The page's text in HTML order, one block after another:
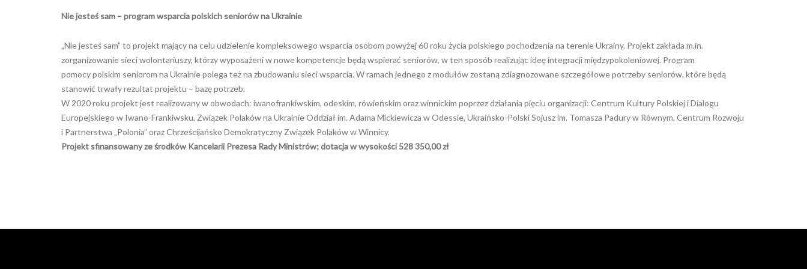
Nie jesteś sam – program wsparcia polskich seniorów na Ukrainie
„Nie jesteś sam” to projekt mający na celu udzielenie kompleksowego wsparcia osobom powyżej 60 roku życia polskiego pochodzenia na terenie Ukrainy. Projekt zakłada m.in.
zorganizowanie sieci wolontariuszy, którzy wyposażeni w nowe kompetencje będą wspierać seniorów, w ten sposób realizując ideę integracji międzypokoleniowej. Program
pomocy polskim seniorom na Ukrainie polega też na zbudowaniu sieci wsparcia. W ramach jednego z modułów zostaną zdiagnozowane szczegółowe potrzeby seniorów, które będą
stanowić trwały rezultat projektu – bazę potrzeb.
W 2020 roku projekt jest realizowany w obwodach: iwanofrankiwskim, odeskim, rówieńskim oraz winnickim poprzez działania pięciu organizacji: Centrum Kultury Polskiej i Dialogu
Europejskiego w Iwano-Frankiwsku, Związek Polaków na Ukrainie Oddział im. Adama Mickiewicza w Odessie, Ukraińsko-Polski Sojusz im. Tomasza Padury w Równym, Centrum Rozwoju
i Partnerstwa „Polonia” oraz Chrześcijańsko Demokratyczny Związek Polaków w Winnicy.
Projekt sfinansowany ze środków Kancelarii Prezesa Rady Ministrów; dotacja w wysokości528 350,00 zł